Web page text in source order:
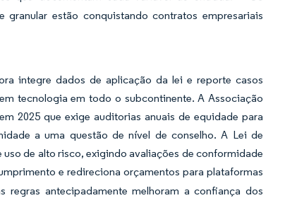
estão conquistando contratos empresariais
integre dados de aplicação da lei e reporte casos
tecnologia em todo o subcontinente. A Associação
2025 que exige auditorias anuais de equidade para
a uma questão de nível de conselho. A Lei de
de alto risco, exigindo avaliações de conformidade
e redireciona orçamentos para plataformas
regras antecipadamente melhoram a confiança dos